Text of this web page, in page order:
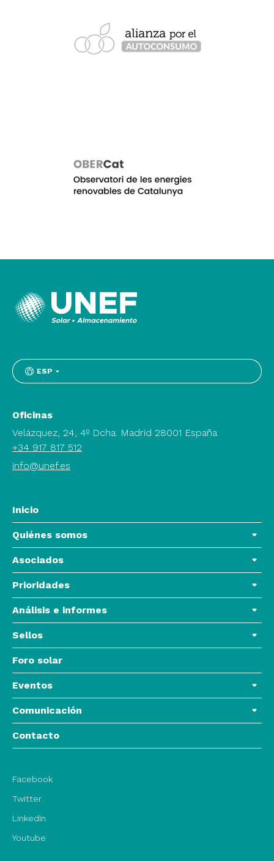
ESP
Oficinas
Velázquez, 24, 4º Dcha. Madrid 28001 España
+34 917 817 512
info@unef.es
Inicio
Quiénes somos
Asociados
Prioridades
Análisis e informes
Sellos
Foro solar
Eventos
Comunicación
Contacto
Facebook
Twitter
LinkedIn
Youtube